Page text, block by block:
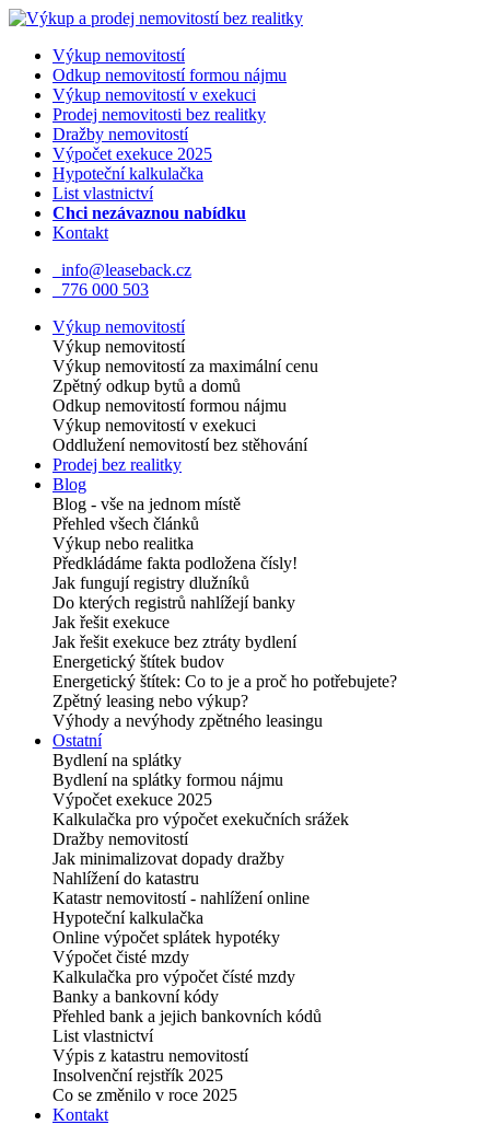
Výkup nemovitostí
Odkup nemovitostí formou nájmu
Výkup nemovitostí v exekuci
Prodej nemovitosti bez realitky
Dražby nemovitostí
Výpočet exekuce 2025
Hypoteční kalkulačka
List vlastnictví
Chci nezávaznou nabídku
Kontakt
info@leaseback.cz
776 000 503
Výkup nemovitostí
Výkup nemovitostí
Výkup nemovitostí za maximální cenu
Zpětný odkup bytů a domů
Odkup nemovitostí formou nájmu
Výkup nemovitostí v exekuci
Oddlužení nemovitostí bez stěhování
Prodej bez realitky
Blog
Blog - vše na jednom místě
Přehled všech článků
Výkup nebo realitka
Předkládáme fakta podložena čísly!
Jak fungují registry dlužníků
Do kterých registrů nahlížejí banky
Jak řešit exekuce
Jak řešit exekuce bez ztráty bydlení
Energetický štítek budov
Energetický štítek: Co to je a proč ho potřebujete?
Zpětný leasing nebo výkup?
Výhody a nevýhody zpětného leasingu
Ostatní
Bydlení na splátky
Bydlení na splátky formou nájmu
Výpočet exekuce 2025
Kalkulačka pro výpočet exekučních srážek
Dražby nemovitostí
Jak minimalizovat dopady dražby
Nahlížení do katastru
Katastr nemovitostí - nahlížení online
Hypoteční kalkulačka
Online výpočet splátek hypotéky
Výpočet čisté mzdy
Kalkulačka pro výpočet čísté mzdy
Banky a bankovní kódy
Přehled bank a jejich bankovních kódů
List vlastnictví
Výpis z katastru nemovitostí
Insolvenční rejstřík 2025
Co se změnilo v roce 2025
Kontakt